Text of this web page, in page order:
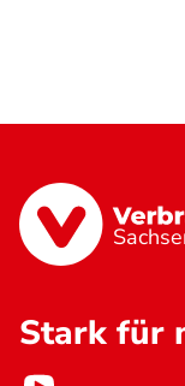
Stark für